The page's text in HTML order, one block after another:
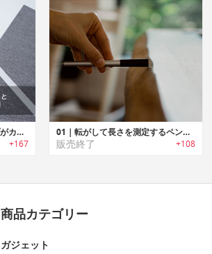
NEO｜マグネットでキャップがカチッとはまるデザインチタン万年筆「ネオ」
+167
01｜転がして長さを測定するペンデザインメジャー「ゼロワン」
販売終了 +108
商品カテゴリー
ガジェット